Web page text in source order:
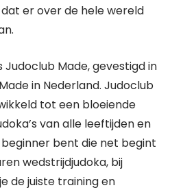
er over de hele wereld
Judoclub Made, gevestigd in
in Nederland. Judoclub
tot een bloeiende
van alle leeftijden en
beginner bent die net begint
wedstrijdjudoka, bij
de juiste training en